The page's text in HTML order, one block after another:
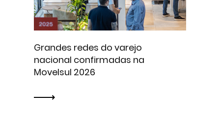
Grandes redes do varejo
nacional confirmadas na
Movelsul 2026